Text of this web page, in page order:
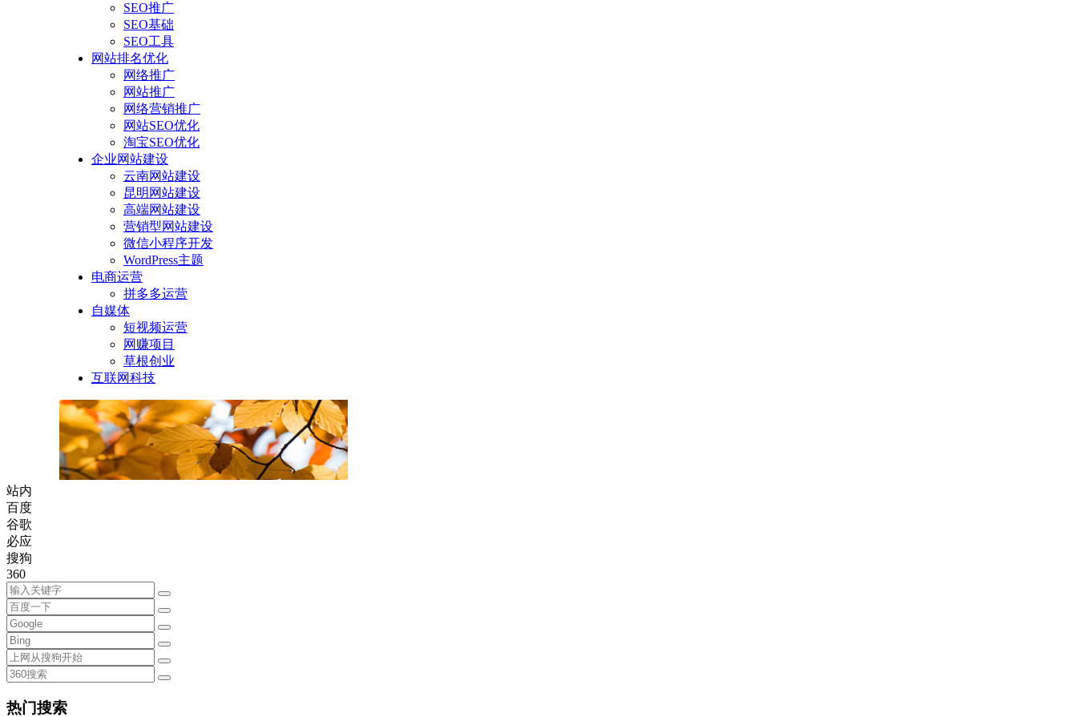
SEO推广
SEO基础
SEO工具
网站排名优化
网络推广
网站推广
网络营销推广
网站SEO优化
淘宝SEO优化
企业网站建设
云南网站建设
昆明网站建设
高端网站建设
营销型网站建设
微信小程序开发
WordPress主题
电商运营
拼多多运营
自媒体
短视频运营
网赚项目
草根创业
互联网科技
站内
百度
谷歌
必应
搜狗
360
热门搜索